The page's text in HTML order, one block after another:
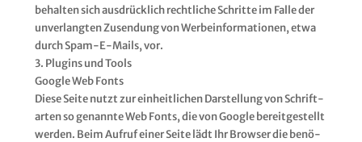
behal­ten sich aus­drück­lich recht­li­che Schrit­te im Fal­le der
unver­lang­ten Zusen­dung von Wer­be­infor­ma­tio­nen, etwa
durch Spam-E-Mails, vor.
3. Plug­ins und Tools
Goog­le Web Fonts
Die­se Sei­te nutzt zur ein­heit­li­chen Dar­stel­lung von Schrift­
ar­ten so genann­te Web Fonts, die von Goog­le bereit­ge­stellt
wer­den. Beim Auf­ruf einer Sei­te lädt Ihr Brow­ser die benö­